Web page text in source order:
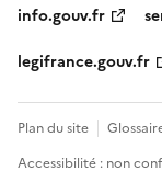
info.gouv.fr
legifrance.gouv.fr
Plan du site
Accessibilité : non